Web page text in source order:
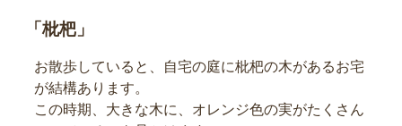
「枇杷」
お散歩していると、自宅の庭に枇杷の木があるお宅
が結構あります。
この時期、大きな木に、オレンジ色の実がたくさん